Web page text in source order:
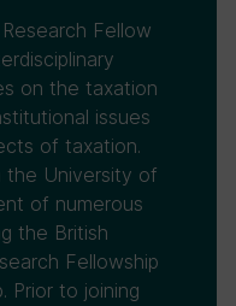
Fellow
on the taxation
issues
of taxation.
the University of
of numerous
the British
Fellowship
Prior to joining